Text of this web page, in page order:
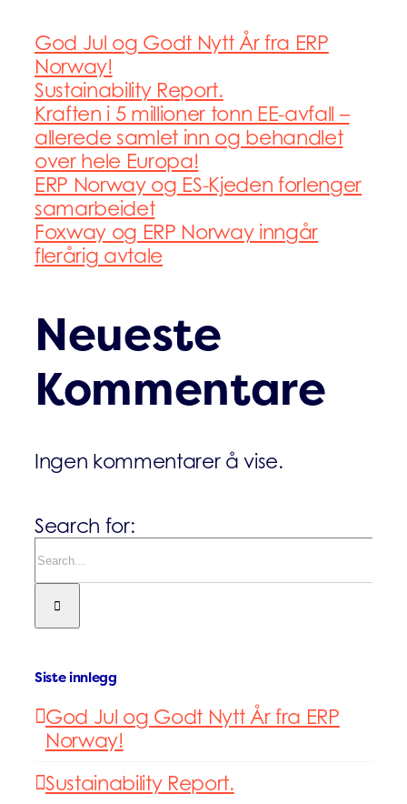
God Jul og Godt Nytt År fra ERP
Norway!
Sustainability Report.
Kraften i 5 millioner tonn EE-avfall –
allerede samlet inn og behandlet
over hele Europa!
ERP Norway og ES-Kjeden forlenger
samarbeidet
Foxway og ERP Norway inngår
flerårig avtale
Neueste
Kommentare
Ingen kommentarer å vise.
Search for:
Siste innlegg
God Jul og Godt Nytt År fra ERP
Norway!
Sustainability Report.